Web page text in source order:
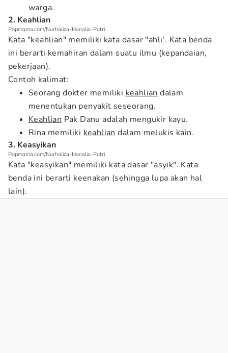
warga.
2. Keahlian
Popmama.com/Nurhaliza-Hanalia-Putri
Kata "keahlian" memiliki kata dasar "ahli'. Kata benda
ini berarti kemahiran dalam suatu ilmu (kepandaian,
pekerjaan).
Contoh kalimat:
Seorang dokter memiliki keahlian dalam
menentukan penyakit seseorang.
Keahlian Pak Danu adalah mengukir kayu.
Rina memiliki keahlian dalam melukis kain.
3. Keasyikan
Popmama.com/Nurhaliza-Hanalia-Putri
Kata "keasyikan" memiliki kata dasar "asyik". Kata
benda ini berarti keenakan (sehingga lupa akan hal
lain).